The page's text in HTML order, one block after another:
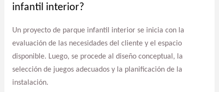
infantil interior?
Un proyecto de parque infantil interior se inicia con la
evaluación de las necesidades del cliente y el espacio
disponible. Luego, se procede al diseño conceptual, la
selección de juegos adecuados y la planificación de la
instalación.